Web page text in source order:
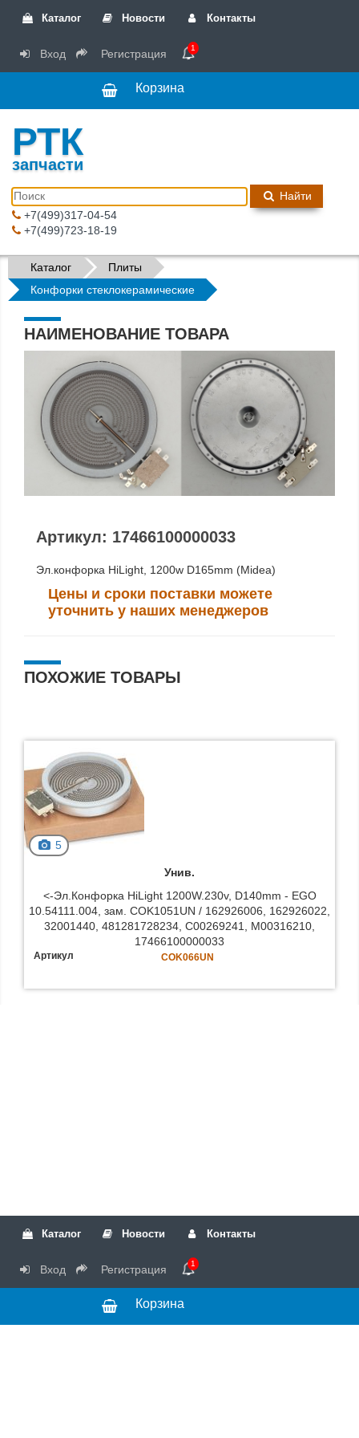
Каталог Новости Контакты
Вход Регистрация 1
Корзина
РТК
запчасти
Найти
+7(499)317-04-54
+7(499)723-18-19
Каталог
Плиты
Конфорки стеклокерамические
НАИМЕНОВАНИЕ ТОВАРА
Артикул: 17466100000033
Эл.конфорка HiLight, 1200w D165mm (Midea)
Цены и сроки поставки можете
уточнить у наших менеджеров
ПОХОЖИЕ ТОВАРЫ
5
Унив.
<-Эл.Конфорка HiLight 1200W.230v, D140mm - EGO
10.54111.004, зам. COK1051UN / 162926006, 162926022,
32001440, 481281728234, C00269241, M00316210,
17466100000033
Артикул COK066UN
Каталог Новости Контакты
Вход Регистрация 1
Корзина